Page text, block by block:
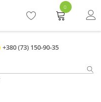
+380 (73) 150-90-35
0